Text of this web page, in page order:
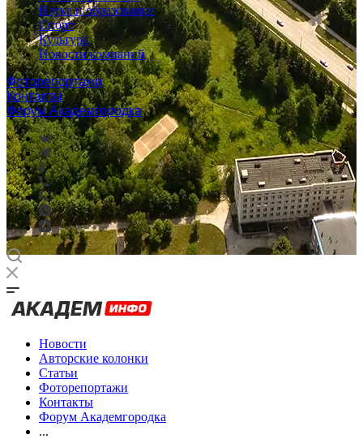
Наука и образование
Спорт
Культура
Новости компаний
Фоторепортажи
Контакты
Форум Академгородка
Новости
Авторские колонки
Статьи
Фоторепортажи
Контакты
Форум Академгородка
...